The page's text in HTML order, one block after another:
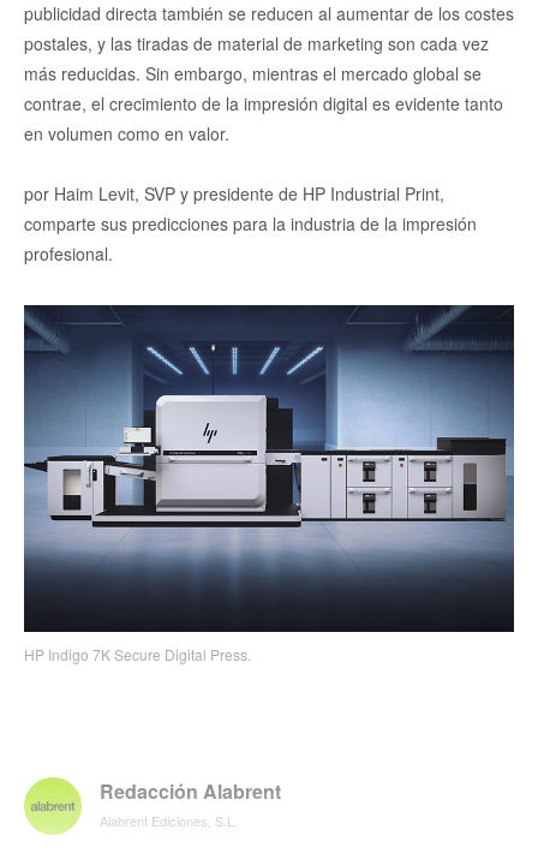
publicidad directa también se reducen al aumentar de los costes
postales, y las tiradas de material de marketing son cada vez
más reducidas. Sin embargo, mientras el mercado global se
contrae, el crecimiento de la impresión digital es evidente tanto
en volumen como en valor.
por Haim Levit, SVP y presidente de HP Industrial Print,
comparte sus predicciones para la industria de la impresión
profesional.
HP Indigo 7K Secure Digital Press.
Redacción Alabrent
Alabrent Ediciones, S.L.